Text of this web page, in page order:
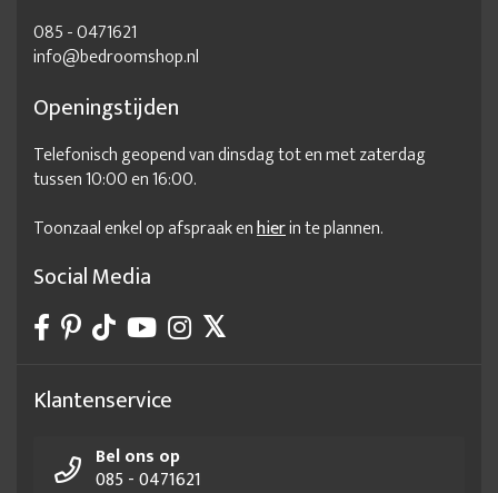
085 - 0471621
info@bedroomshop.nl
Openingstijden
Telefonisch geopend van dinsdag tot en met zaterdag
tussen 10:00 en 16:00.
Toonzaal enkel op afspraak enhierin te plannen.
Social Media
Klantenservice
Bel ons op
085 - 0471621